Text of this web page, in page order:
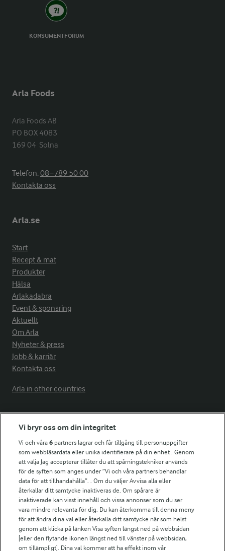
KONSUMENTFORUM
Arla Foods
Arla Foods AB
PO BOX 4083
169 04  Solna
Telefon:08−789 50 00
Kontakta oss
Arla.se
Start
Recept & mat
Produkter
Hälsa
Arlakadabra
Event & sponsring
Aktuellt
Om Arla
Nyheter & press
Jobb & karriär
Kontakta oss
Arla in other countries
Fler Arlasajter
För ägare
Arlas kundportal
Arla.com
Falbygdens Ost
Arla webbshop
Bildbank
Vi bryr oss om din integritet
Vi och våra6 partners lagrar och får tillgång till personuppgifter
som webbläsardata eller unika identifierare på din enhet . Genom
att välja Jag accepterar tillåter du att spårningstekniker används
för de syften som anges under ”Vi och våra partners behandlar
data för att tillhandahålla”. . Om du väljer Avvisa alla eller
återkallar ditt samtycke inaktiveras de. Om spårare är
inaktiverade kan visst innehåll och vissa annonser som du ser
vara mindre relevanta för dig. Du kan återkomma till denna meny
för att ändra dina val eller återkalla ditt samtycke när som helst
genom att klicka på länken Visa syften längst ned på webbsidan
[eller den flytande ikonen längst ned till vänster på webbsidan,
om tillämpligt]. Dina val kommer att ha effekt inom vår